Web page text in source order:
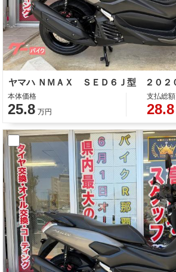
本体価格
25.8 万円
支払総額
28.8